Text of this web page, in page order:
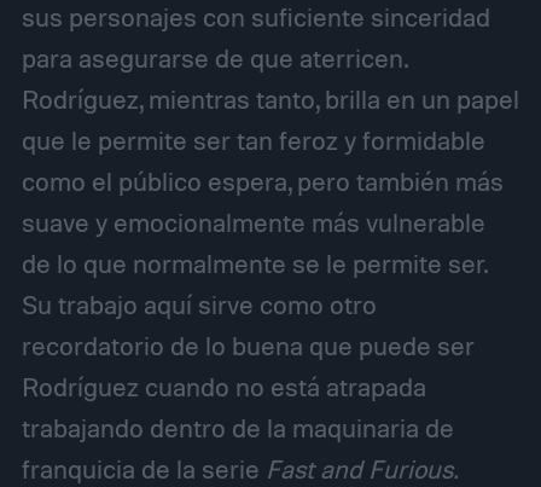
sus personajes con suficiente sinceridad
para asegurarse de que aterricen.
Rodríguez, mientras tanto, brilla en un papel
que le permite ser tan feroz y formidable
como el público espera, pero también más
suave y emocionalmente más vulnerable
de lo que normalmente se le permite ser.
Su trabajo aquí sirve como otro
recordatorio de lo buena que puede ser
Rodríguez cuando no está atrapada
trabajando dentro de la maquinaria de
franquicia de la serie Fast and Furious.